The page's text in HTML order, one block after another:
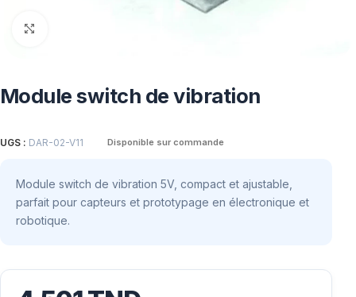
Module switch de vibration
UGS : DAR-02-V11 Disponible sur commande
Module switch de vibration 5V, compact et ajustable,
parfait pour capteurs et prototypage en électronique et
robotique.